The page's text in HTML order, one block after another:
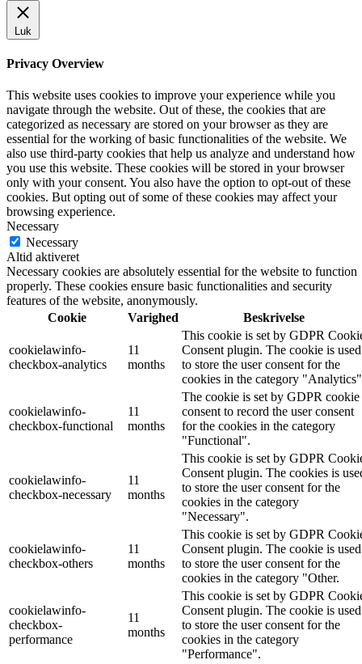
Luk
Privacy Overview
This website uses cookies to improve your experience while you
navigate through the website. Out of these, the cookies that are
categorized as necessary are stored on your browser as they are
essential for the working of basic functionalities of the website. We
also use third-party cookies that help us analyze and understand how
you use this website. These cookies will be stored in your browser
only with your consent. You also have the option to opt-out of these
cookies. But opting out of some of these cookies may affect your
browsing experience.
Necessary
Necessary
Altid aktiveret
Necessary cookies are absolutely essential for the website to function
properly. These cookies ensure basic functionalities and security
features of the website, anonymously.
Cookie
Varighed Beskrivelse
cookielawinfo-
checkbox-analytics
11
months
This cookie is set by GDPR
Consent plugin. The cookie is used
to store the user consent for the
cookies in the category
cookielawinfo-
checkbox-functional
11
months
The cookie is set by GDPR cookie
consent to record the user consent
for the cookies in the category
"Functional".
cookielawinfo-
checkbox-necessary
11
months
This cookie is set by GDPR
Consent plugin. The cookies is
to store the user consent for the
cookies in the category
"Necessary".
cookielawinfo-
checkbox-others
11
months
This cookie is set by GDPR
Consent plugin. The cookie is used
to store the user consent for the
cookies in the category "Other.
cookielawinfo-
checkbox-
performance
11
months
This cookie is set by GDPR
Consent plugin. The cookie is used
to store the user consent for the
cookies in the category
"Performance".